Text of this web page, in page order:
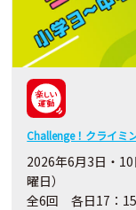
Challenge！クライミ
2026年6月3日・
曜日）
全6回 各日17：